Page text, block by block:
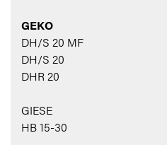
GEKO
DH/S 20 MF
DH/S 20
DHR 20
GIESE
HB 15-30